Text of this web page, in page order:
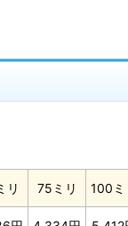
リ 75ミリ 100ミ